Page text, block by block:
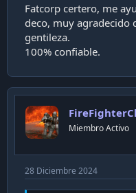
Fatcorp certero, me
deco, muy agradecido
gentileza.
100% confiable.
Miembro Activo
28 Diciembre 2024